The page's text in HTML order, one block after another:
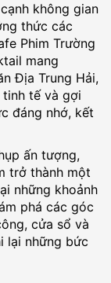
không gian
thức các
Phim Trường
mang
Địa Trung Hải,
tế và gợi
đáng nhớ, kết
ấn tượng,
trở thành một
những khoảnh
phá các góc
cửa sổ và
lại những bức